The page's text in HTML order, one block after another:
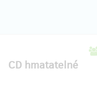
CD hmatatelné